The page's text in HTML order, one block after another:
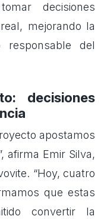
decisiones
mejorando la
responsable del
decisiones
apostamos
afirma Emir Silva,
“Hoy, cuatro
que estas
convertir la